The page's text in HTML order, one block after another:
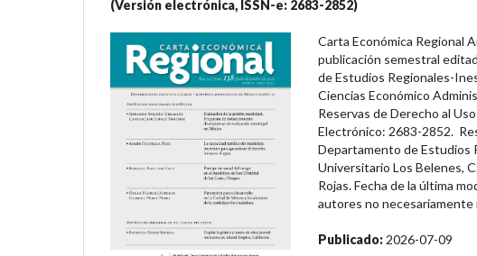
(Versión electrónica, ISSN-e: 2683-2852)
Carta Económica Regional
publicación semestral
de Estudios Regionales-
Ciencias Económico
Reservas de Derecho al
Electrónico: 2683-2852.
Departamento de Estudios
Universitario Los Belenes,
Rojas. Fecha de la última
autores no
Publicado: 2026-07-09